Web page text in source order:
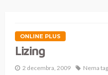
ONLINE PLUS
Lizing
2 decembra, 2009 Nema